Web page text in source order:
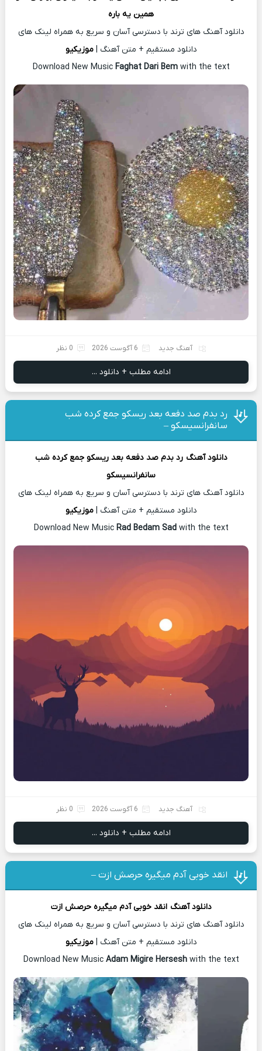
همین یه باره
دانلود آهنگ های ترند با دسترسی آسان و سریع به همراه لینک های
دانلود مستقیم + متن آهنگ | موزیکیو
Download New Music Faghat Dari Bem with the text
آهنگ جدید 6 آگوست 2026 0 نظر
ادامه مطلب + دانلود ...
رد بدم صد دفعه بعد ریسکو جمع کرده شب
سانفرانسیسکو –
دانلود آهنگ رد بدم صد دفعه بعد ریسکو جمع کرده شب
سانفرانسیسکو
دانلود آهنگ های ترند با دسترسی آسان و سریع به همراه لینک های
دانلود مستقیم + متن آهنگ | موزیکیو
Download New Music Rad Bedam Sad with the text
آهنگ جدید 6 آگوست 2026 0 نظر
ادامه مطلب + دانلود ...
انقد خوبی آدم میگیره حرصش ازت –
دانلود آهنگ انقد خوبی آدم میگیره حرصش ازت
دانلود آهنگ های ترند با دسترسی آسان و سریع به همراه لینک های
دانلود مستقیم + متن آهنگ | موزیکیو
Download New Music Adam Migire Hersesh with the text